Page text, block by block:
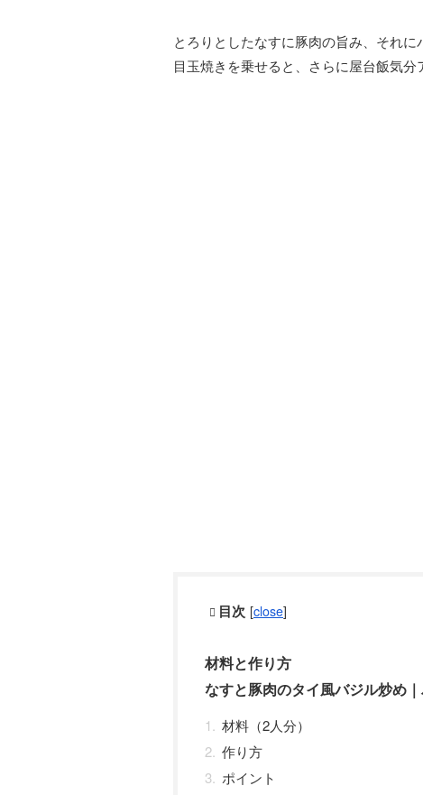
とろりとしたなすに豚肉の旨み、それ
目玉焼きを乗せると、さらに屋台飯気分
目次 [close]
材料と作り方
なすと豚肉のタイ風バジル炒め
材料（2人分）
作り方
ポイント